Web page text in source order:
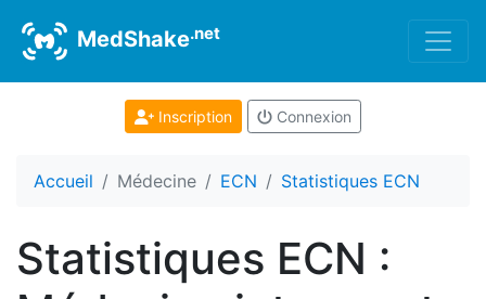
MedShake.net
Inscription Connexion
Accueil Médecine ECN Statistiques ECN
Statistiques ECN :